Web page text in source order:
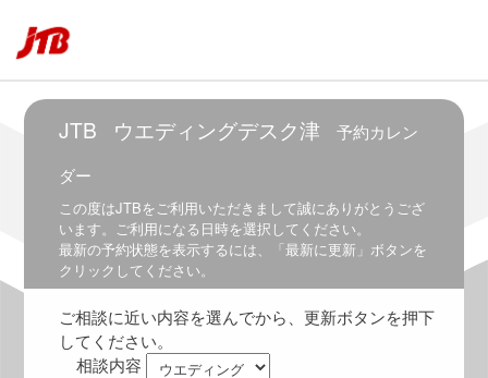
JTB ウエディングデスク津 予約カレン
ダー
この度はJTBをご利用いただきまして誠にありがとうござ
います。ご利用になる日時を選択してください。
最新の予約状態を表示するには、「最新に更新」ボタンを
クリックしてください。
ご相談に近い内容を選んでから、更新ボタンを押下
してください。
相談内容
～
6:00
8:00
6:30
8:30
7:00
7:30